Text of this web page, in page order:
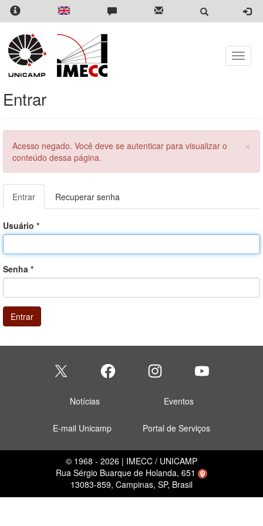
Pular
para
conteúdo
principal
Toggle
Entrar
×
Menssagem
de
Acesso negado. Você deve se autenticar para visualizar o
conteúdo dessa página.
Abas
primárias
Entrar
ativa)
Recuperar senha
Usuário *
Senha *
Entrar
Notícias Eventos
E-mail Unicamp Portal de Serviços
© 1968 - 2026 | IMECC / UNICAMP
Rua Sérgio Buarque de Holanda, 651
13083-859, Campinas, SP, Brasil